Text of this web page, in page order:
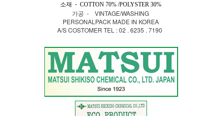
소재 - COTTON 70% /POLYSTER 30%
가공 - VINTAGE/WASHING
PERSONALPACK MADE IN KOREA
A/S COSTOMER TEL : 02 . 6235 . 7190